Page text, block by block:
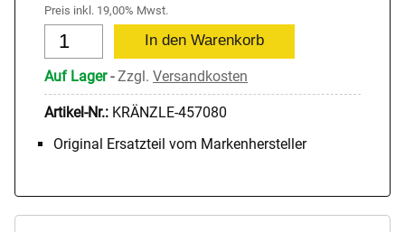
Preis inkl. 19,00% Mwst.
Auf Lager-Zzgl. Versandkosten
Artikel-Nr.: KRÄNZLE-457080
Original Ersatzteil vom Markenhersteller